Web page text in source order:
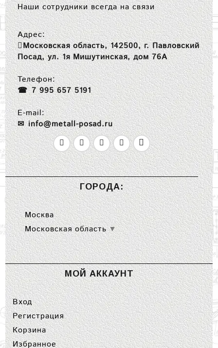
Наши сотрудники всегда на связи
Адрес:
Московская область, 142500, г. Павловский
Посад, ул. 1я Мишутинская, дом 76А
Телефон:
7 995 657 5191
E-mail:
info@metall-posad.ru
ГОРОДА:
Москва
Московская область ▼
МОЙ АККАУНТ
Вход
Регистрация
Корзина
Избранное